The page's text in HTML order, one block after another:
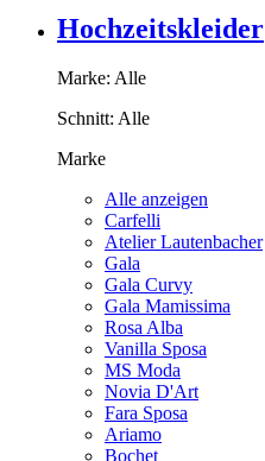
Hochzeitskleider
Marke: Alle
Schnitt: Alle
Marke
Alle anzeigen
Carfelli
Atelier Lautenbacher
Gala
Gala Curvy
Gala Mamissima
Rosa Alba
Vanilla Sposa
MS Moda
Novia D'Art
Fara Sposa
Ariamo
Bochet